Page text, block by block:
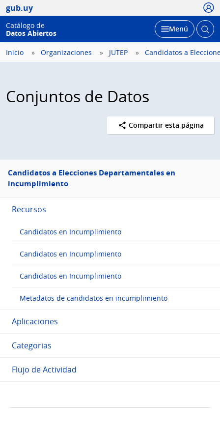
gub.uy
Catálogo de
Datos Abiertos
Desplegar
Menú Abrir
Inicio Organizaciones JUTEP Candidatos a
Conjuntos de Datos
Compartir esta página
Menú
lateral
Candidatos a Elecciones Departamentales en
incumplimiento
Recursos
Candidatos en Incumplimiento
Candidatos en Incumplimiento
Candidatos en Incumplimiento
Metadatos de candidatos en incumplimiento
Aplicaciones
Categorias
Flujo de Actividad